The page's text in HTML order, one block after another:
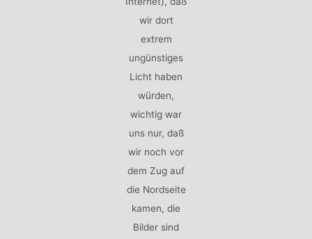
wir dort
extrem
ungünstiges
Licht haben
würden,
wichtig war
uns nur, daß
wir noch vor
dem Zug auf
die Nordseite
kamen, die
Bilder sind